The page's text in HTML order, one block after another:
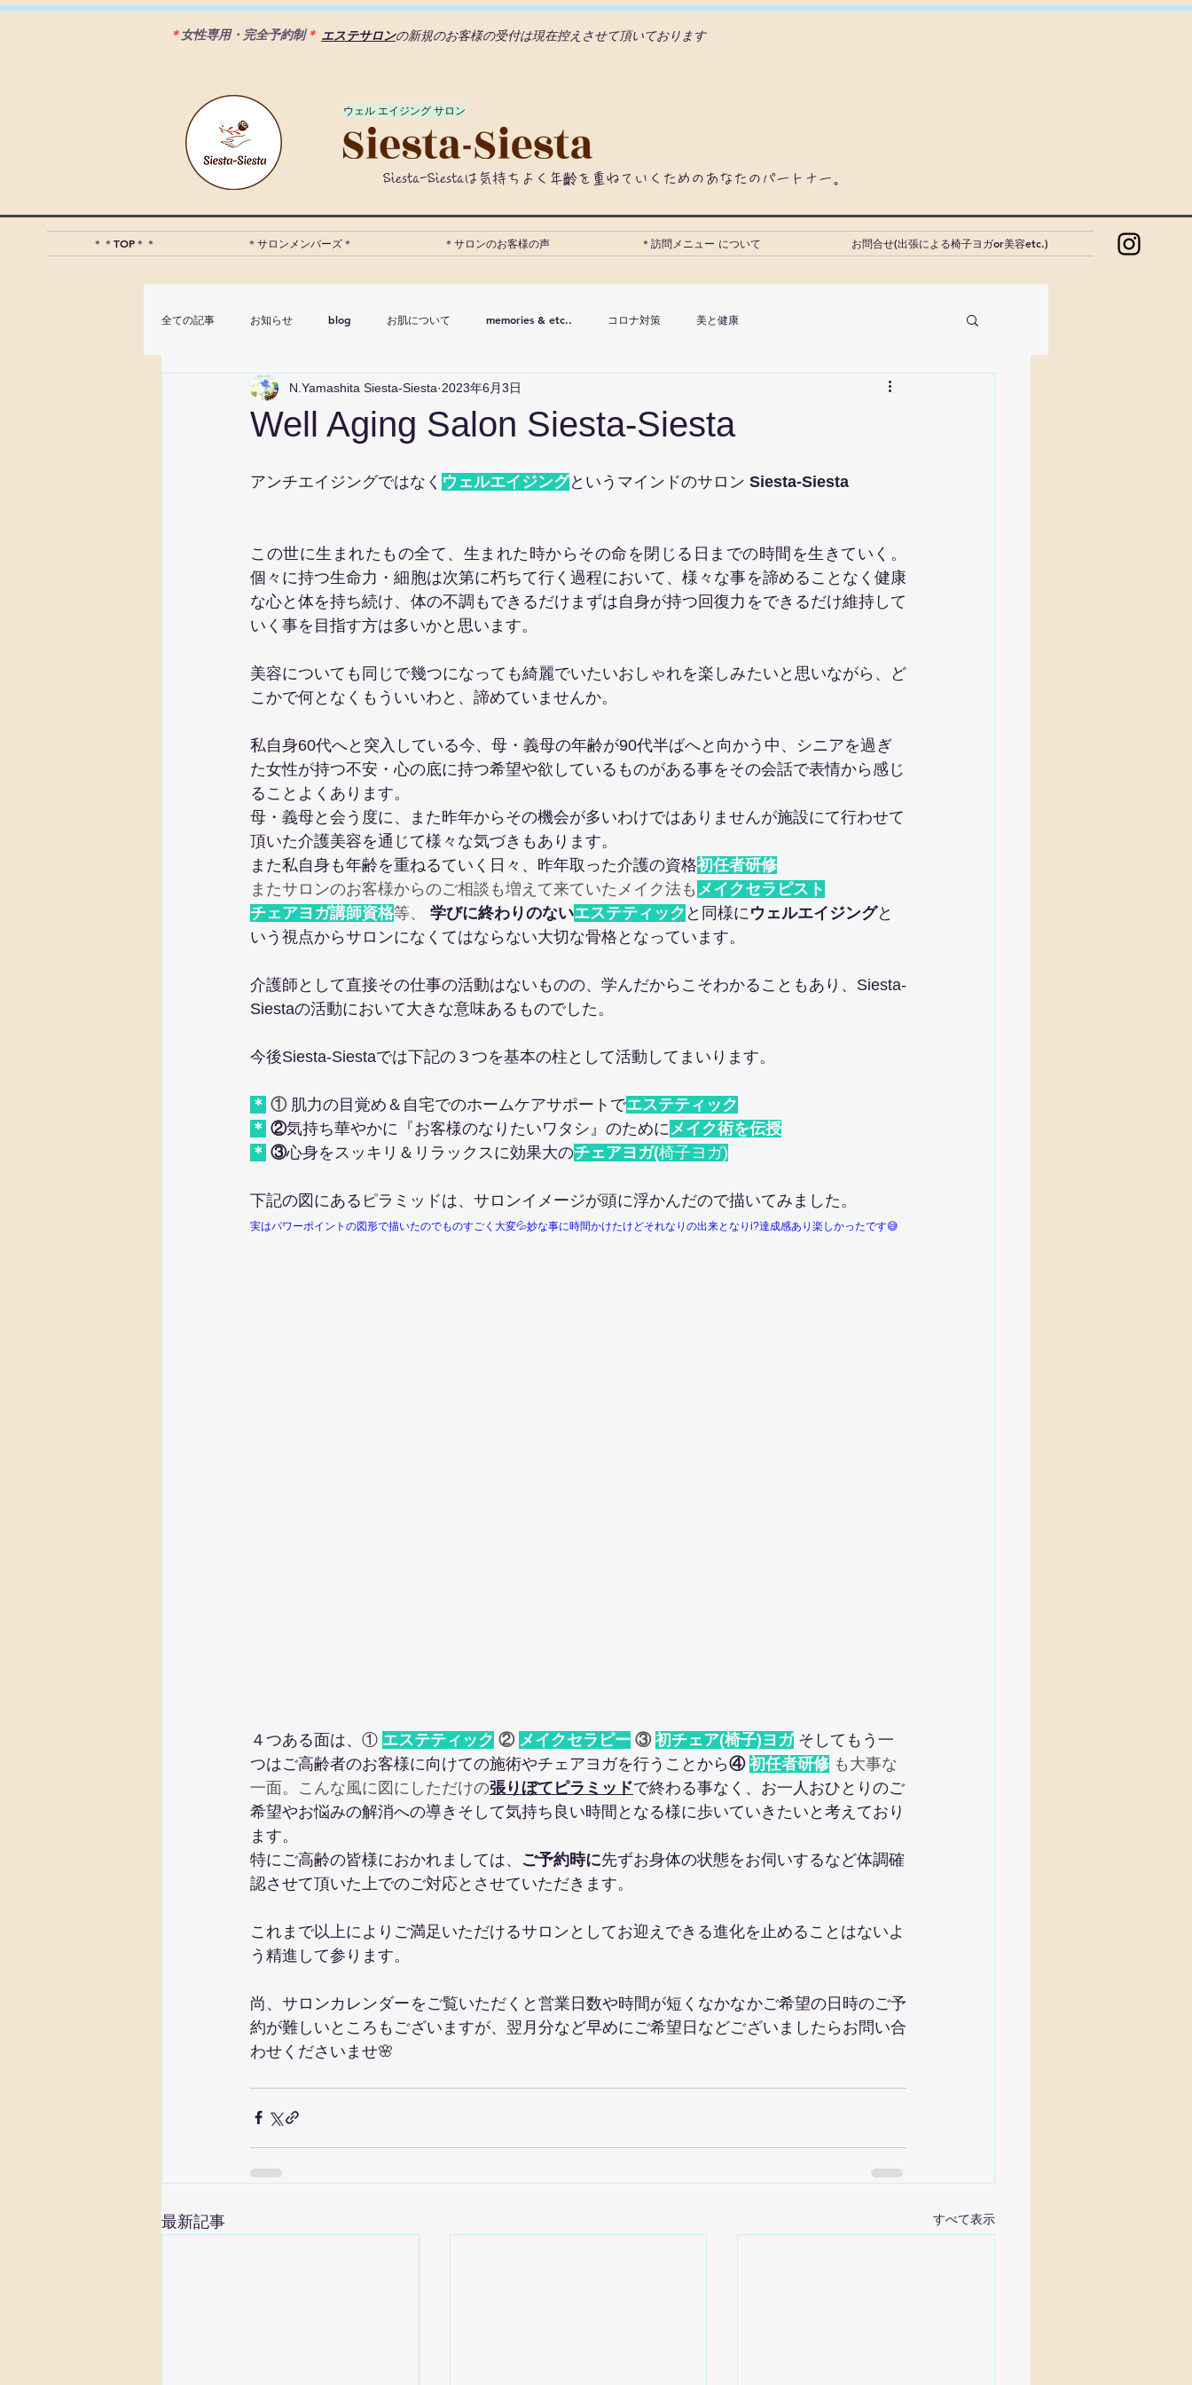
＊ 女性専用・完全予約制＊ エステサロンの新規のお客様の受付は現在控えさせて頂いております
​ウェル エイジング サロン
Siesta-Siestaは気持ちよく年齡を重ねていくためのあなたのパートナー。
＊＊TOP＊＊ ＊サロンメンバーズ＊ ＊サロンのお客様の声 ＊訪問メニュー について お問合せ(出張による椅子ヨガor美容etc.)
全ての記事 お知らせ blog お肌について memories & etc.. コロナ対策 美と健康
Well Aging Salon Siesta-Siesta
N.Yamashita Siesta-Siesta 2023年6月3日
アンチエイジングではなく ウェルエイジングというマインドのサロン Siesta-Siesta
この世に生まれたもの全て、生まれた時からその命を閉じる日までの時間を生きていく。
個々に持つ生命力・細胞は次第に朽ちて行く過程において、様々な事を諦めることなく健康
な心と体を持ち続け、体の不調もできるだけまずは自身が持つ回復力をできるだけ維持して
いく事を目指す方は多いかと思います。
美容についても同じで幾つになっても綺麗でいたいおしゃれを楽しみたいと思いながら、ど
こかで何となくもういいわと、諦めていませんか。
私自身60代へと突入している今、母・義母の年齢が90代半ばへと向かう中、シニアを過ぎ
た女性が持つ不安・心の底に持つ希望や欲しているものがある事をその会話で表情から感じ
ることよくあります。
母・義母と会う度に、また昨年からその機会が多いわけではありませんが施設にて行わせて
頂いた介護美容を通じて様々な気づきもあります。
また私自身も年齢を重ねるていく日々、昨年取った介護の資格初任者研修
またサロンのお客様からのご相談も増えて来ていたメイク法も メイクセラピスト
チェアヨガ講師資格等、 学びに終わりのないエステティック と同様にウェルエイジングと
いう視点からサロンになくてはならない大切な骨格となっています。
介護師として直接その仕事の活動はないものの、学んだからこそわかることもあり、Siesta-
Siestaの活動において大きな意味あるものでした。
今後Siesta-Siestaでは下記の３つを基本の柱として活動してまいります。
＊ ① 肌力の目覚め＆自宅でのホームケアサポートでエステティック
＊ ②気持ち華やかに『お客様のなりたいワタシ』のためにメイク術を伝授
＊ ③心身をスッキリ＆リラックスに効果大のチェアヨガ(椅子ヨガ)
下記の図にあるピラミッドは、サロンイメージが頭に浮かんだので描いてみました。
実はパワーポイントの図形で描いたのでものすごく大変💦妙な事に時間かけたけどそれなりの出来となりi?達成感あり楽しかったです😅
４つある面は、① エステティック ② メイクセラピー ③ 初チェア(椅子)ヨガ そしてもう一
つはご高齢者のお客様に向けての施術やチェアヨガを行うことから④ 初任者研修 も大事な
一面。こんな風に図にしただけの張りぼてピラミッドで終わる事なく、お一人おひとりのご
希望やお悩みの解消への導きそして気持ち良い時間となる様に歩いていきたいと考えており
ます。
特にご高齢の皆様におかれましては、 ご予約時に先ずお身体の状態をお伺いするなど体調確
認させて頂いた上でのご対応とさせていただきます。
これまで以上によりご満足いただけるサロンとしてお迎えできる進化を止めることはないよ
う精進して参ります。
尚、サロンカレンダーをご覧いただくと営業日数や時間が短くなかなかご希望の日時のご予
約が難しいところもございますが、翌月分など早めにご希望日などございましたらお問い合
わせくださいませ🌸
最新記事 すべて表示